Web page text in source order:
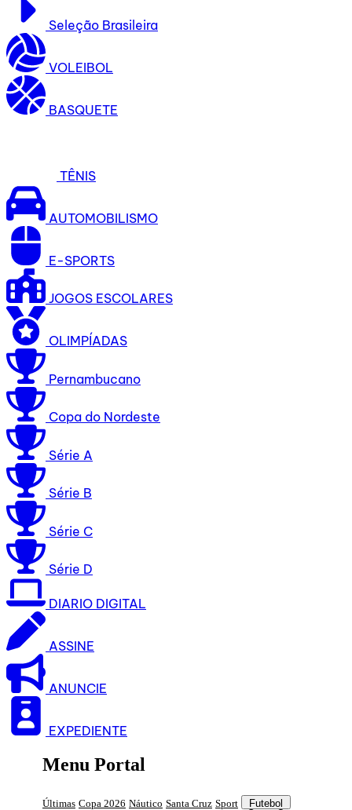
Seleção Brasileira
VOLEIBOL
BASQUETE
TÊNIS
AUTOMOBILISMO
E-SPORTS
JOGOS ESCOLARES
OLIMPÍADAS
Pernambucano
Copa do Nordeste
Série A
Série B
Série C
Série D
DIARIO DIGITAL
ASSINE
ANUNCIE
EXPEDIENTE
Menu Portal
Últimas Copa 2026 Náutico Santa Cruz Sport Futebol